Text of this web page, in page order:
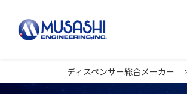
ディスペンサー総合メーカー